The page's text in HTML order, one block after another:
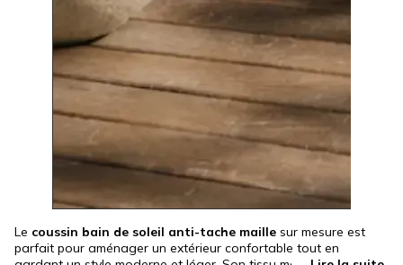
Le coussin bain de soleil anti-tache maille sur mesure est
parfait pour aménager un extérieur confortable tout en